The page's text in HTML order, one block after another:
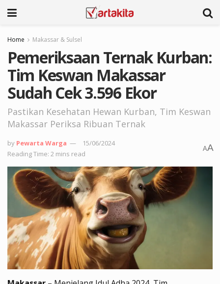
Home Makassar & Sulsel
Pemeriksaan Ternak Kurban:
Tim Keswan Makassar
Sudah Cek 3.596 Ekor
Pastikan Kesehatan Hewan Kurban, Tim Keswan
Makassar Periksa Ribuan Ternak
by Pewarta Warga
15/06/2024
Reading Time: 2 mins read
AA